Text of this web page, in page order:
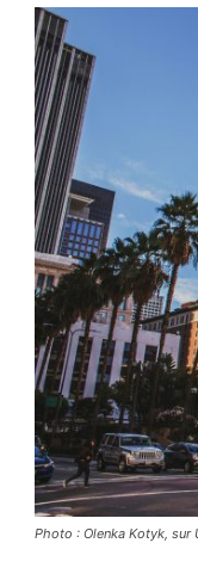
Photo : Olenka Kotyk, sur